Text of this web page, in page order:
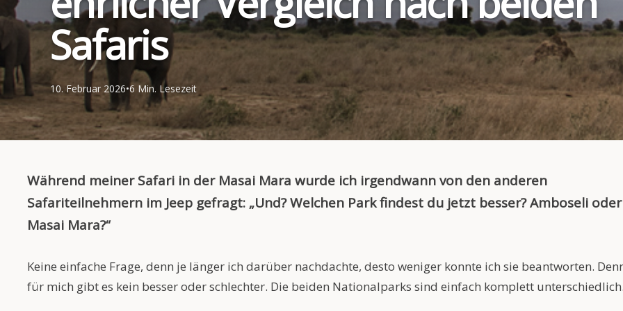
Safaris
10. Februar 2026•6 Min. Lesezeit
Während meiner Safari in der Masai Mara wurde ich irgendwann von den anderen
Safariteilnehmern im Jeep gefragt: „Und? Welchen Park findest du jetzt besser? Amboseli oder
Masai Mara?“
Keine einfache Frage, denn je länger ich darüber nachdachte, desto weniger konnte ich sie beantworten.
für mich gibt es kein besser oder schlechter. Die beiden Nationalparks sind einfach komplett